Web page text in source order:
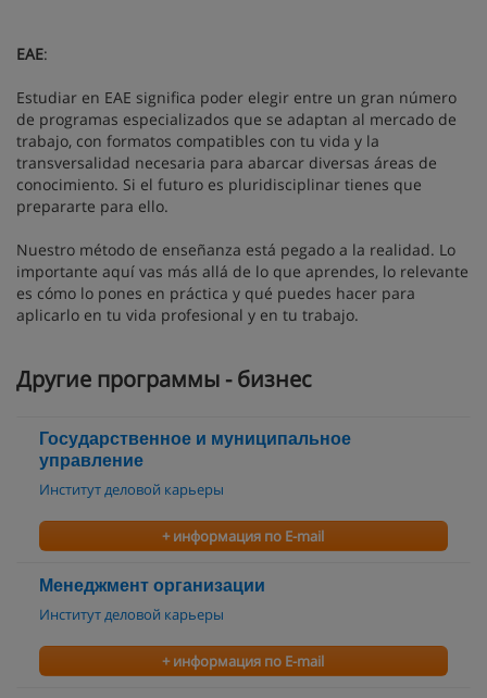
EAE:
Estudiar en EAE significa poder elegir entre un gran número
de programas especializados que se adaptan al mercado de
trabajo, con formatos compatibles con tu vida y la
transversalidad necesaria para abarcar diversas áreas de
conocimiento. Si el futuro es pluridisciplinar tienes que
prepararte para ello.
Nuestro método de enseñanza está pegado a la realidad. Lo
importante aquí vas más allá de lo que aprendes, lo relevante
es cómo lo pones en práctica y qué puedes hacer para
aplicarlo en tu vida profesional y en tu trabajo.
Другие программы - бизнес
Государственное и муниципальное
управление
Институт деловой карьеры
+ информация по E-mail
Менеджмент организации
Институт деловой карьеры
+ информация по E-mail